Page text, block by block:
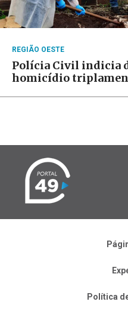
REGIÃO OESTE
Polícia Civil indicia
homicídio
Política